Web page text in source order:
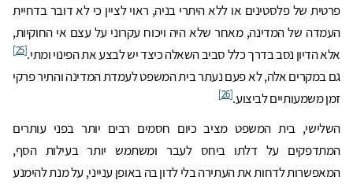
פרטית של פלסטינים או ללא היתרי בניה, ראוי לציין כי לא דובר בדחיית
העמדה של המדינה, מאחר שלא היה ויכוח עקרוני על עצם אי החוקיות,
אלא הדיון נסב בדרך כלל סביב השאלה כיצד יש לבצע את הפינוי ומתי.[25]
גם במקרים אלה, לא פעם נעתר בית המשפט לעמדת המדינה והתיר פרקי
זמן משמעותיים לביצוע.[26]
השלישי, בית המשפט מציב כיום חסמים רבים יותר בפני עותרים
המתדפקים על דלתו ביחס לעבר ומשתמש יותר בעילות הסף,
המאפשרות לדחות את העתירה בלי לדון בה באופן ענייני, על מנת להימנע